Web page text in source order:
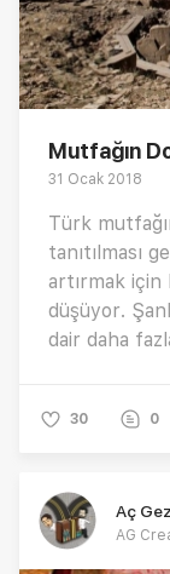
Mutfağın
31 Ocak 2018
Türk
tanıtılması
artırmak
düşüyor.
dair daha
30 0
Aç
AG